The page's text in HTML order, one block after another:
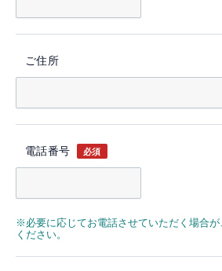
ご住所
電話番号 必須
※必要に応じてお電話させていただく場合
ください。